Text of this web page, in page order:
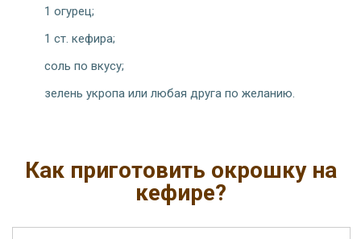
1 огурец;
1 ст. кефира;
соль по вкусу;
зелень укропа или любая друга по желанию.
Как приготовить окрошку на
кефире?